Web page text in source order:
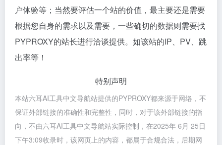
户体验等；当然要评估一个站的价值，最主要还是需要
根据您自身的需求以及需要，一些确切的数据则需要找
PYPROXY的站长进行洽谈提供。如该站的IP、PV、跳
出率等！
特别声明
本站六耳AI工具中文导航站提供的PYPROXY都来源于网络，不
保证外部链接的准确性和完整性，同时，对于该外部链接的指
向，不由六耳AI工具中文导航站实际控制，在2025年 6月 25日
下午3:09收录时，该网页上的内容，都属于合规合法，后期网